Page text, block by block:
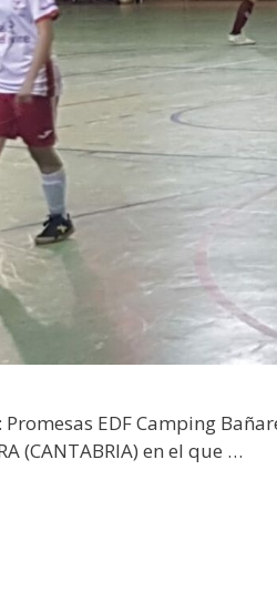
EDF Camping
(CANTABRIA) en el que …